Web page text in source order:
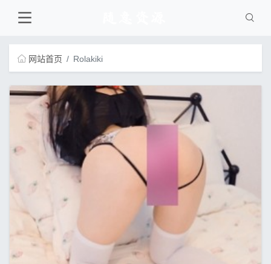
网站首页 Rolakiki